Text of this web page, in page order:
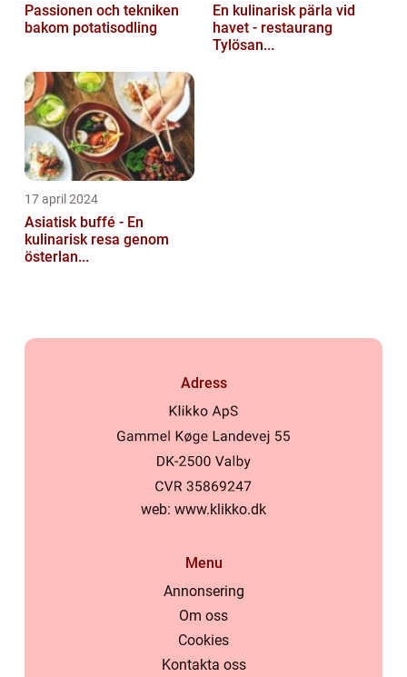
Passionen och tekniken
bakom potatisodling
En kulinarisk pärla vid
havet - restaurang
Tylösan...
17 april 2024
Asiatisk buffé - En
kulinarisk resa genom
österlan...
Adress
web: www.klikko.dk
Menu
Annonsering
Om oss
Cookies
Kontakta oss